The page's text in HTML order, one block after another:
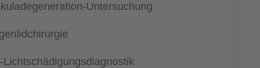
Untersuchung
Lichtschädigungsdiagnostik